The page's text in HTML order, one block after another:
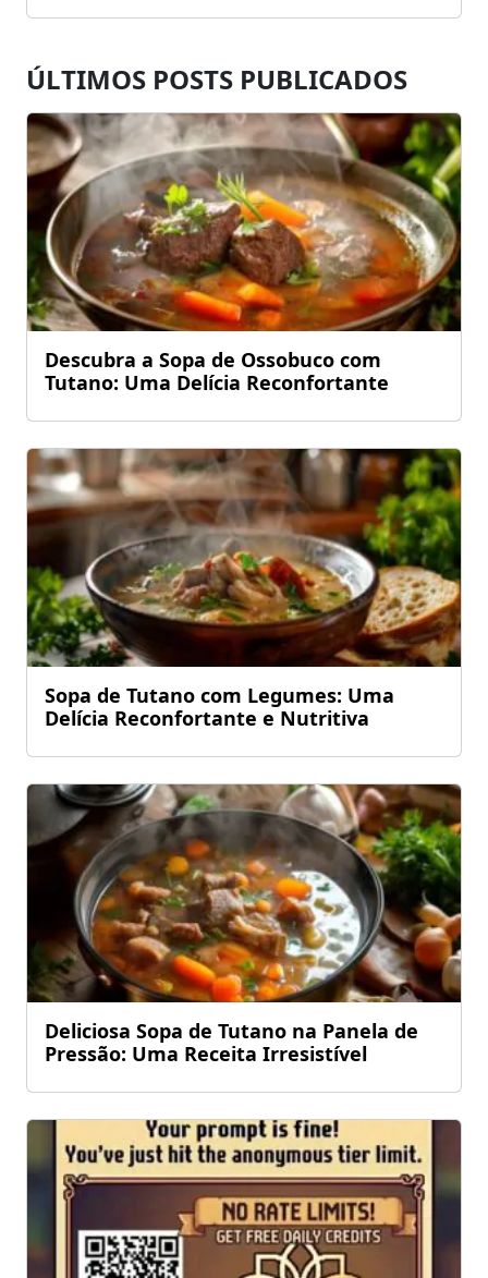
ÚLTIMOS POSTS PUBLICADOS
Descubra a Sopa de Ossobuco com
Tutano: Uma Delícia Reconfortante
Sopa de Tutano com Legumes: Uma
Delícia Reconfortante e Nutritiva
Deliciosa Sopa de Tutano na Panela de
Pressão: Uma Receita Irresistível